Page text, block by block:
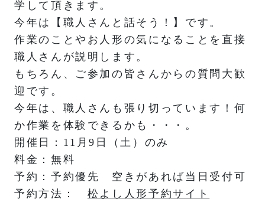
学して頂きます。
今年は【職人さんと話そう！】です。
作業のことやお人形の気になることを直接
職人さんが説明します。
もちろん、ご参加の皆さんからの質問大歓
迎です。
今年は、職人さんも張り切っています！何
か作業を体験できるかも・・・。
開催日：11月9日（土）のみ
料金：無料
予約：予約優先 空きがあれば当日受付可
予約方法： 松よし人形予約サイト